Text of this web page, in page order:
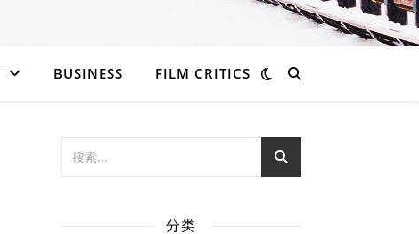
BUSINESS FILM CRITICS
分类